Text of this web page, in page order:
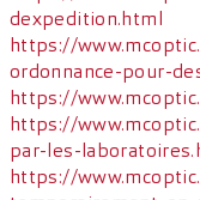
dexpedition.html
https://
ordonnance-pour-
https://
https://
par-les-
https://